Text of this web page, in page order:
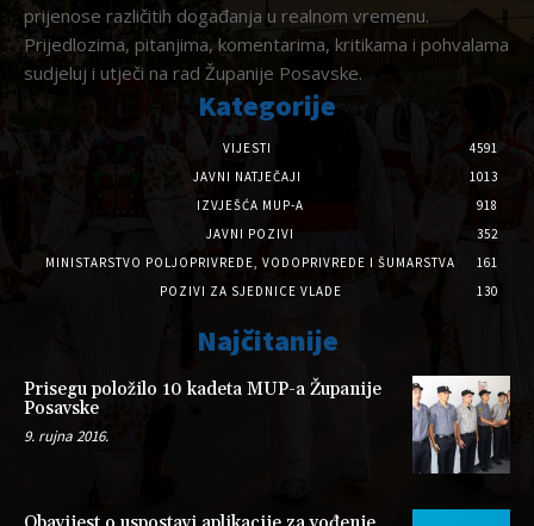
prijenose različitih događanja u realnom vremenu.
Prijedlozima, pitanjima, komentarima, kritikama i pohvalama
sudjeluj i utječi na rad Županije Posavske.
Kategorije
VIJESTI
4591
JAVNI NATJEČAJI
1013
IZVJEŠĆA MUP-A
918
JAVNI POZIVI
352
MINISTARSTVO POLJOPRIVREDE, VODOPRIVREDE I ŠUMARSTVA
161
POZIVI ZA SJEDNICE VLADE
130
Najčitanije
Prisegu položilo 10 kadeta MUP-a Županije
Posavske
9. rujna 2016.